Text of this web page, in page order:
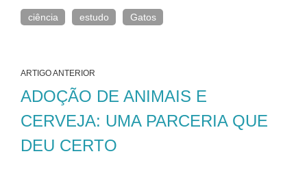
ciência estudo Gatos
ARTIGO ANTERIOR
ADOÇÃO DE ANIMAIS E
CERVEJA: UMA PARCERIA QUE
DEU CERTO